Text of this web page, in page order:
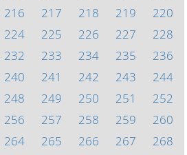
216 217 218 219
220
224 225 226 227
228
232 233 234 235
236
240 241 242 243
244
248 249 250 251
252
256 257 258 259
260
264 265 266 267
268